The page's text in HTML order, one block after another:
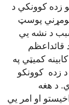
زده کوونکي د
پوسټ
د نشه يي
قائداعظم
کميټي په
زده کوونکو
د هغه
او امر يي